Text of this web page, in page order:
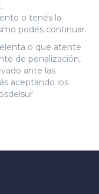
o tenés la
podés continuar.
o que atente
de penalización,
ante las
aceptando los